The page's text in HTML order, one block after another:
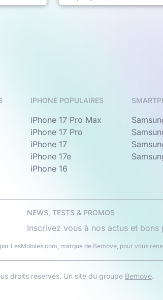
IPHONE POPULAIRES
iPhone 17 Pro Max
iPhone 17 Pro
iPhone 17
iPhone 17e
iPhone 16
NEWS, TESTS & PROMOS
Inscrivez vous à nos actus et bons
LesMobiles.com, marque de Bemove, pour vous
droits réservés. Un site du groupe Bemove.